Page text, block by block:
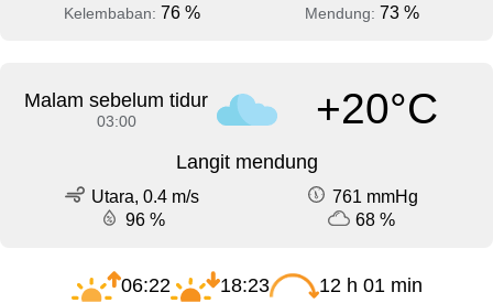
Kelembaban: 76 % Mendung: 73 %
Malam sebelum tidur
03:00 +20°C
Langit mendung
Utara, 0.4 m/s
761 mmHg
96 %
68 %
06:22 18:23 12 h 01 min